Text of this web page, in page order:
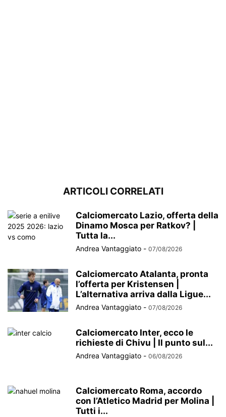
ARTICOLI CORRELATI
Calciomercato Lazio, offerta della
Dinamo Mosca per Ratkov? |
Tutta la...
Andrea Vantaggiato - 07/08/2026
Calciomercato Atalanta, pronta
l’offerta per Kristensen |
L’alternativa arriva dalla Ligue...
Andrea Vantaggiato - 07/08/2026
Calciomercato Inter, ecco le
richieste di Chivu | Il punto sul...
Andrea Vantaggiato - 06/08/2026
Calciomercato Roma, accordo
con l’Atletico Madrid per Molina |
Tutti i...